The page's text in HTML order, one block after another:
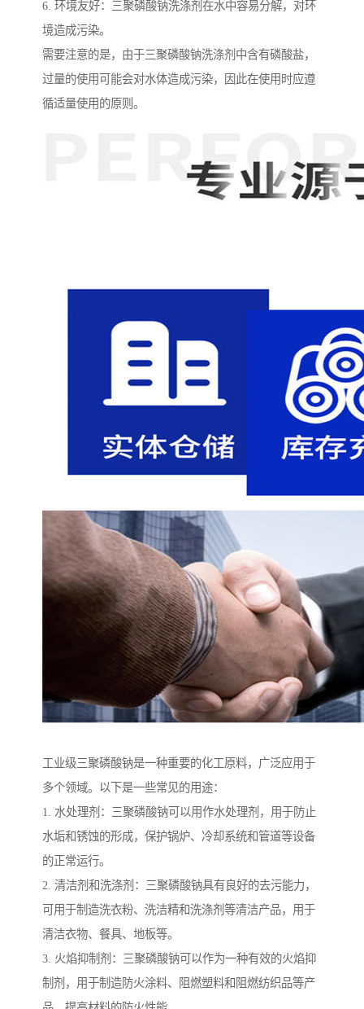
6. 环境友好：三聚磷酸钠洗涤剂在水中容易分解，对环
境造成污染。
需要注意的是，由于三聚磷酸钠洗涤剂中含有磷酸盐，
过量的使用可能会对水体造成污染，因此在使用时应遵
循适量使用的原则。
工业级三聚磷酸钠是一种重要的化工原料，广泛应用于
多个领域。以下是一些常见的用途：
1. 水处理剂：三聚磷酸钠可以用作水处理剂，用于防止
水垢和锈蚀的形成，保护锅炉、冷却系统和管道等设备
的正常运行。
2. 清洁剂和洗涤剂：三聚磷酸钠具有良好的去污能力，
可用于制造洗衣粉、洗洁精和洗涤剂等清洁产品，用于
清洁衣物、餐具、地板等。
3. 火焰抑制剂：三聚磷酸钠可以作为一种有效的火焰抑
制剂，用于制造防火涂料、阻燃塑料和阻燃纺织品等产